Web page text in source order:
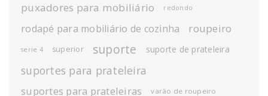
puxadores para mobiliário redondo
rodapé para mobiliário de cozinha roupeiro
serie 4 superior suporte suporte de prateleira
suportes para prateleira
suportes para prateleiras varão de roupeiro